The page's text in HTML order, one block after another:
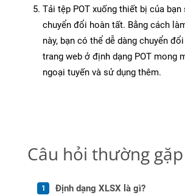
Tải tệp POT xuống thiết bị của
chuyển đổi hoàn tất. Bằng cách
này, bạn có thể dễ dàng chuyển
trang web ở định dạng POT mong
ngoại tuyến và sử dụng thêm.
Câu hỏi thường gặp
Định dạng XLSX là gì?